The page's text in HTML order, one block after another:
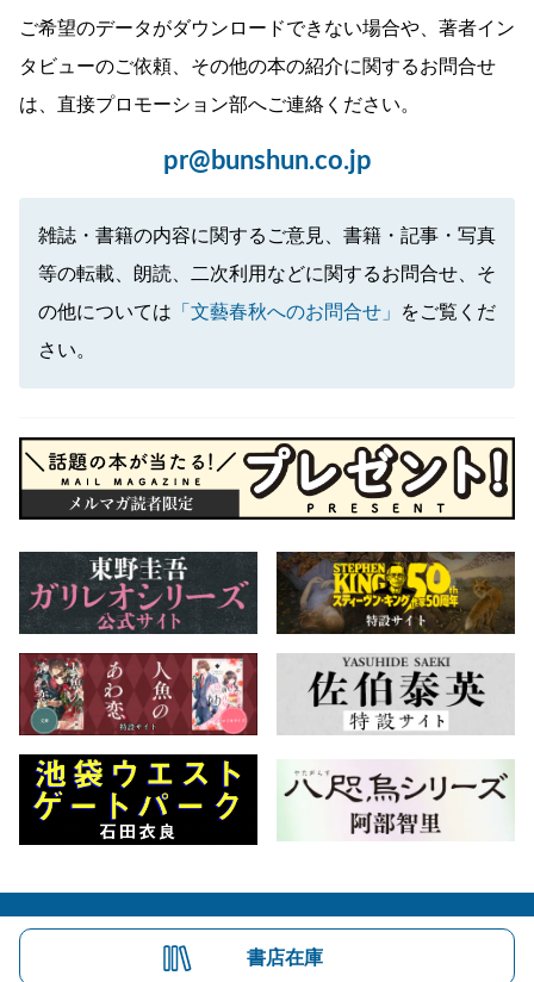
ご希望のデータがダウンロードできない場合や、著者イン
タビューのご依頼、その他の本の紹介に関するお問合せ
は、直接プロモーション部へご連絡ください。
pr@bunshun.co.jp
雑誌・書籍の内容に関するご意見、書籍・記事・写真
等の転載、朗読、二次利用などに関するお問合せ、そ
の他については 「文藝春秋へのお問合せ」
をご覧くだ
さい。
書店在庫
会社概要 自費出版のご案内 お問合せ
株式会社文藝春秋 文春オンライン Number Web